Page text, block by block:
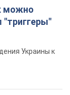
можно
"триггеры"
Украины к